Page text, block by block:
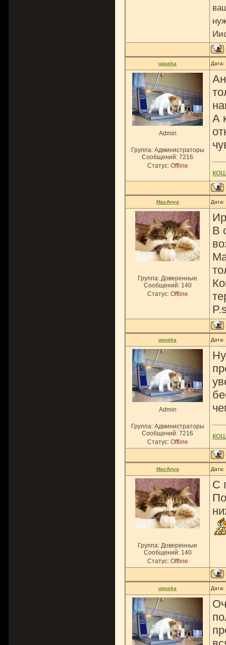
upuska Дата:
Admin
Группа: Администраторы
Сообщений: 7216
Статус: Offline
А
MacAnya Дата:
Группа: Доверенные
Сообщений: 140
Статус: Offline
В
upuska Дата:
Admin
Группа: Администраторы
Сообщений: 7216
Статус: Offline
MacAnya
Группа: Доверенные
Сообщений: 140
Статус: Offline
C
upuska